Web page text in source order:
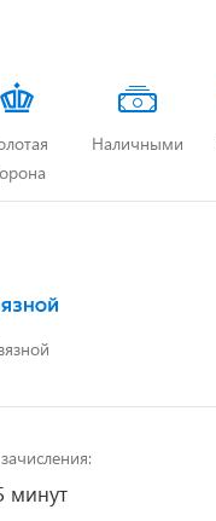
Наличными
минут